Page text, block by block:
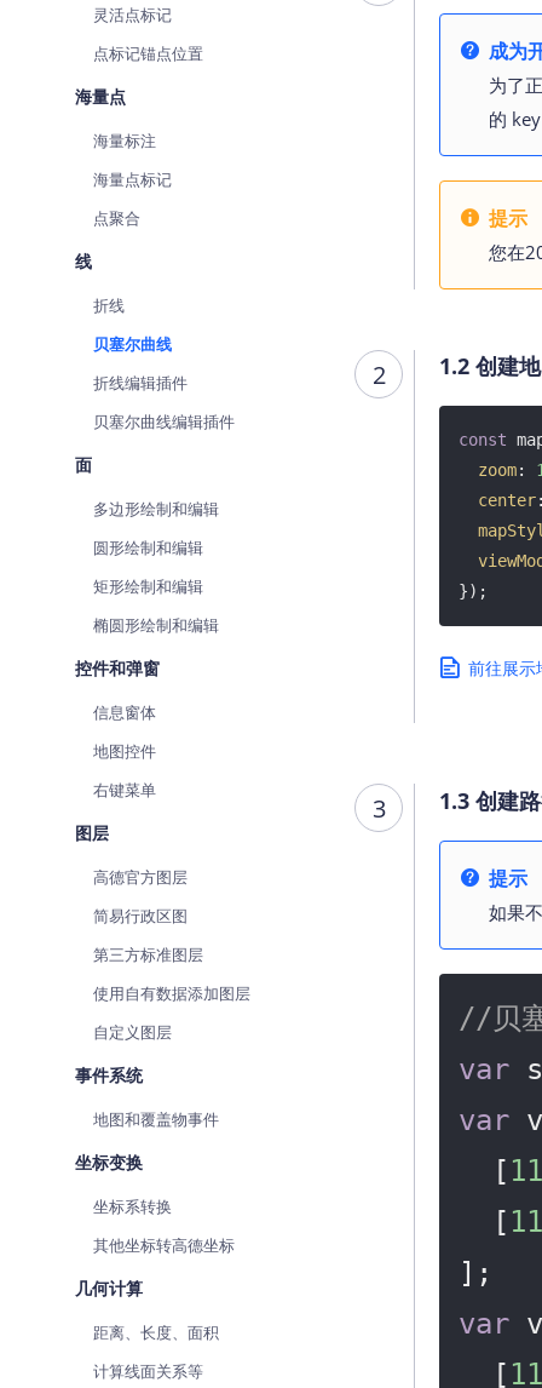
灵活点标记
点标记锚点位置
海量点
海量标注
海量点标记
点聚合
线
折线
贝塞尔曲线
折线编辑插件
贝塞尔曲线编辑插件
面
多边形绘制和编辑
圆形绘制和编辑
矩形绘制和编辑
椭圆形绘制和编辑
控件和弹窗
信息窗体
地图控件
右键菜单
图层
高德官方图层
简易行政区图
第三方标准图层
使用自有数据添加图层
自定义图层
事件系统
地图和覆盖物事件
坐标变换
坐标系转换
其他坐标转高德坐标
几何计算
距离、长度、面积
计算线面关系等
成为
为了
的
提示
您在
2 1.2 创建
const
zoom:
center
});
前往展示
3 1.3 创建
提示
如果
//贝
var
var
  [
  [
var
  [